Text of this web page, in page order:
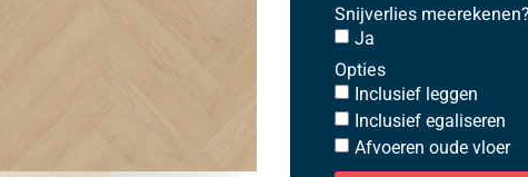
Snijverlies meerekenen?
Ja
Opties
Inclusief leggen
Inclusief egaliseren
Afvoeren oude vloer